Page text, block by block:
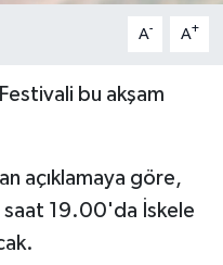
A- A+
bu akşam
açıklamaya göre,
saat 19.00'da İskele